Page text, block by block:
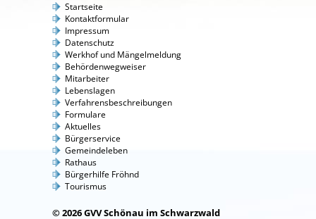
Startseite
Kontaktformular
Impressum
Datenschutz
Werkhof und Mängelmeldung
Behördenwegweiser
Mitarbeiter
Lebenslagen
Verfahrensbeschreibungen
Formulare
Aktuelles
Bürgerservice
Gemeindeleben
Rathaus
Bürgerhilfe Fröhnd
Tourismus
© 2026 GVV Schönau im Schwarzwald